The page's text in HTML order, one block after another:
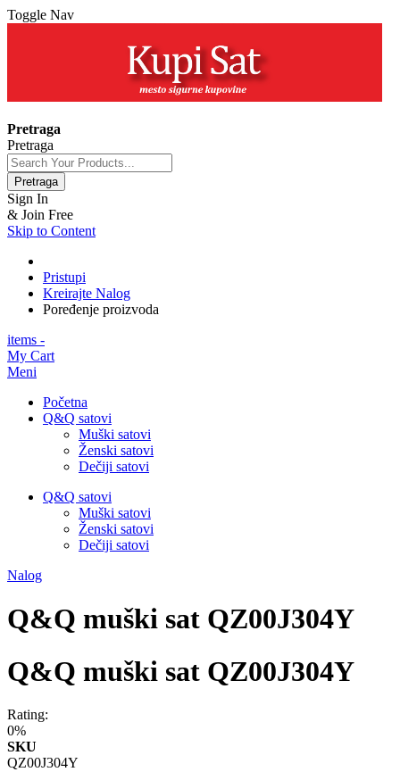
Toggle Nav
Pretraga
Pretraga
Pretraga
Sign In
& Join Free
Skip to Content
Pristupi
Kreirajte Nalog
Poređenje proizvoda
items -
My Cart
Meni
Početna
Q&Q satovi
Muški satovi
Ženski satovi
Dečiji satovi
Q&Q satovi
Muški satovi
Ženski satovi
Dečiji satovi
Nalog
Q&Q muški sat QZ00J304Y
Q&Q muški sat QZ00J304Y
Rating:
0%
SKU
QZ00J304Y